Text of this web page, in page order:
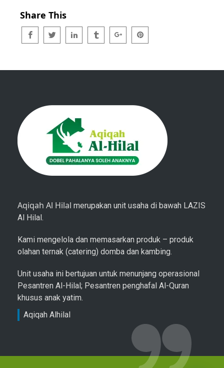
Share This
Aqiqah Al Hilal merupakan unit usaha di bawah LAZIS
Al Hilal.
Kami mengelola dan memasarkan produk – produk
olahan ternak (catering) domba dan kambing.
Unit usaha ini bertujuan untuk menunjang operasional
Pesantren Al-Hilal; Pesantren penghafal Al-Quran
khusus anak yatim.
Aqiqah Alhilal